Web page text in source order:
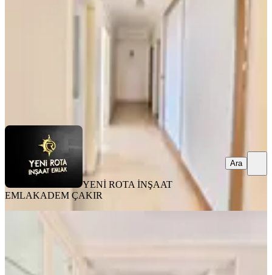
·04.08.2026
20.000 ₺
YENİ ROTA İNŞAAT
EMLAKADEM ÇAKIR
Ara
Onikişubat, Yamaçtepe Mahallesi